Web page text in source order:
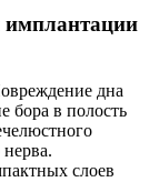
имплантации
дна
бора в полость
слоев